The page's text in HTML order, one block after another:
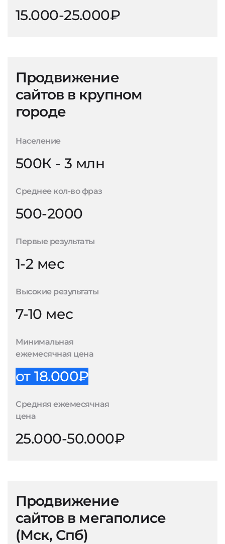
15.000-25.000₽
Продвижение
сайтов в крупном
городе
Население
500К - 3 млн
Среднее кол-во фраз
500-2000
Первые результаты
1-2 мес
Высокие результаты
7-10 мес
Минимальная
ежемесячная цена
от 18.000₽
Средняя ежемесячная
цена
25.000-50.000₽
Продвижение
сайтов в мегаполисе
(Мск, Спб)